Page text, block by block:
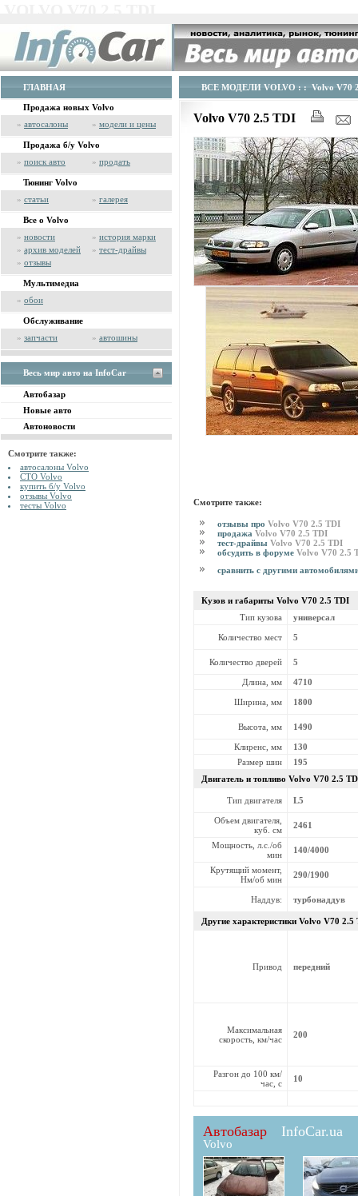
ГЛАВНАЯ
Продажа новых Volvo
» автосалоны » модели и цены
Продажа б/у Volvo
» поиск авто » продать
Тюнинг Volvo
» статьи » галерея
Все о Volvo
» новости » история марки
» архив моделей » тест-драйвы
» отзывы
Мультимедиа
» обои
Обслуживание
» запчасти » автошины
Весь мир авто на InfoCar
Автобазар
Новые авто
Автоновости
Смотрите также:
автосалоны Volvo
СТО Volvo
купить б/у Volvo
отзывы Volvo
тесты Volvo
ВСЕ МОДЕЛИ VOLVO : : Volvo V70
Volvo V70 2.5 TDI
Смотрите также:
отзывы про Volvo V70 2.5 TDI
продажа Volvo V70 2.5 TDI
тест-драйвы Volvo V70 2.5 TDI
обсудить в форуме Volvo V70 2.5
сравнить с другими
Кузов и габариты Volvo V70 2.5 TDI
Тип кузова
универсал
Количество мест 5
Количество дверей 5
Длина, мм 4710
Ширина, мм 1800
Высота, мм 1490
Клиренс, мм
130
Размер шин
195
Двигатель и топливо Volvo V70 2.5
Тип двигателя L5
Объем двигателя,
куб. см
2461
Мощность, л.с./об
мин
140/4000
Крутящий момент,
Нм/об мин
290/1900
Наддув: турбонаддув
Другие характеристики Volvo V70 2.5
Привод передний
Максимальная
скорость, км/час
200
Разгон до 100 км/
час, с
10
Автобазар InfoCar.ua
Volvo